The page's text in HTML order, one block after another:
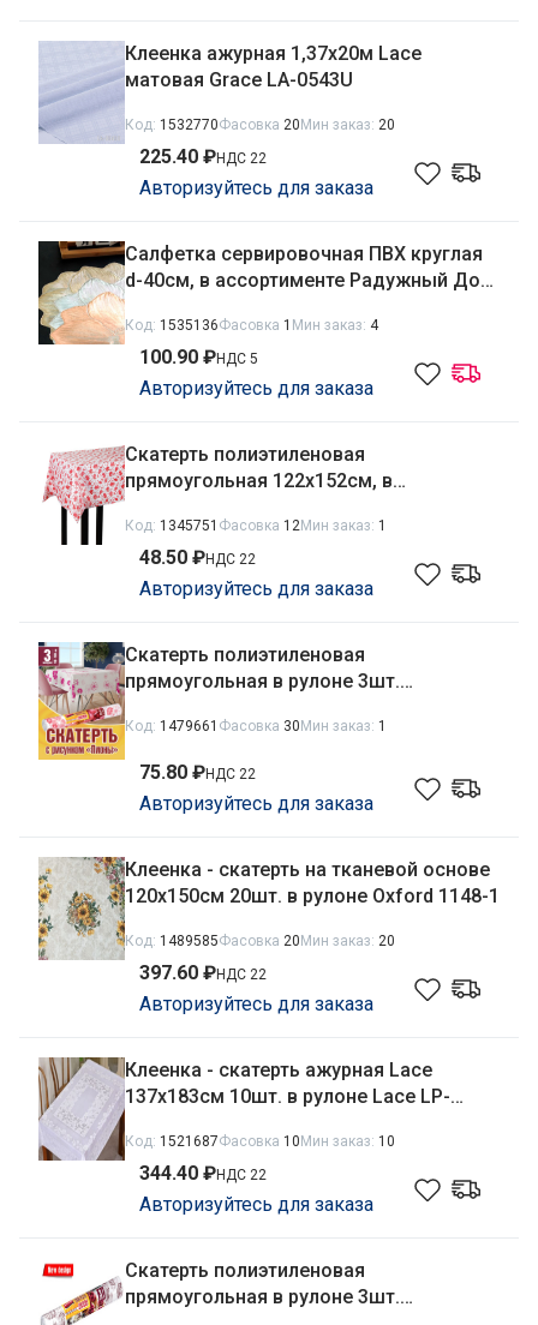
Клеенка ажурная 1,37х20м Lace
матовая Grace LA-0543U
Код: 1532770Фасовка 20Мин заказ: 20
225.40 ₽НДС 22
Авторизуйтесь для заказа
Салфетка сервировочная ПВХ круглая
d-40см, в ассортименте Радужный Дом
Код: 1535136Фасовка 1 Мин заказ: 4
100.90 ₽НДС 5
Авторизуйтесь для заказа
Скатерть полиэтиленовая
прямоугольная 122х152см, в
Код: 1345751 Фасовка 12Мин заказ: 1
48.50 ₽НДС 22
Авторизуйтесь для заказа
Скатерть полиэтиленовая
прямоугольная в рулоне 3шт.
Код: 1479661 Фасовка 30Мин заказ: 1
75.80 ₽НДС 22
Авторизуйтесь для заказа
Клеенка - скатерть на тканевой основе
120х150см 20шт. в рулоне Oxford 1148-1
Код: 1489585Фасовка 20 Мин заказ: 20
397.60 ₽НДС 22
Авторизуйтесь для заказа
Клеенка - скатерть ажурная Lace
137х183см 10шт. в рулоне Lace LP-
Код: 1521687Фасовка 10 Мин заказ: 10
344.40 ₽НДС 22
Авторизуйтесь для заказа
Скатерть полиэтиленовая
прямоугольная в рулоне 3шт.